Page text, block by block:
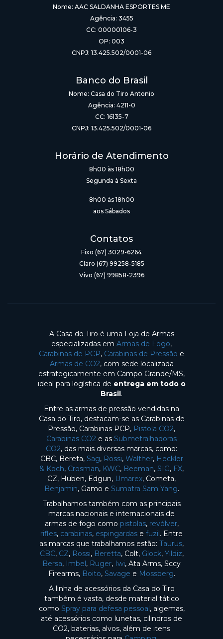
Nome: AAC SALDANHA ESPORTES ME
Agência: 3455
CC: 00000106-3
OP: 003
CNPJ: 13.425.502/0001-06
Banco do Brasil
Nome: Casa do Tiro Antonio
Agência: 4211-0
CC: 16135-7
CNPJ: 13.425.502/0001-06
Horário de Atendimento
8h00 às 18h00
Segunda à Sexta
8h00 às 18h00
aos Sábados
Contatos
Fixo (67) 3029-6264
Claro (67) 99258-5185
Vivo (67) 99858-2396
A Casa do Tiro é uma Loja de Armas
especializadas em Armas de Fogo,
Carabinas de PCP, Carabinas de Pressão e
Armas de CO2, com sede localizada
estrategicamente em Campo Grande/MS,
ideal para logística de entrega em todo o
Brasil.
Entre as armas de pressão vendidas na
Casa do Tiro, destacam-se as Carabinas de
Pressão, Carabinas PCP, Pistola CO2,
Carabinas CO2 e as Submetralhadoras
CO2, das mais diversas marcas, como:
CBC, Bereta, Sag, Rossi, Walther, Heckler
& Koch, Crosman, KWC, Beeman, SIG, FX,
CZ, Huben, Edgun, Umarex, Cometa,
Benjamin, Gamo e Sumatra Sam Yang.
Trabalhamos também com as principais
marcas nacionais e internacionais de
armas de fogo como pistolas, revólver,
rifles, carabinas, espingardas e fuzil. Entre
as marcas que trabalhamos estão: Taurus,
CBC, CZ, Rossi, Beretta, Colt, Glock, Yildiz,
Bersa, Imbel, Ruger, Iwi, Ata Arms, Sccy
Firearms, Boito, Savage e Mossberg.
A linha de acessórios da Casa do Tiro
também é vasta, desde material tático
como Spray para defesa pessoal, algemas,
até acessórios como lunetas, cilindros de
CO2, baterias, alvos, além de itens